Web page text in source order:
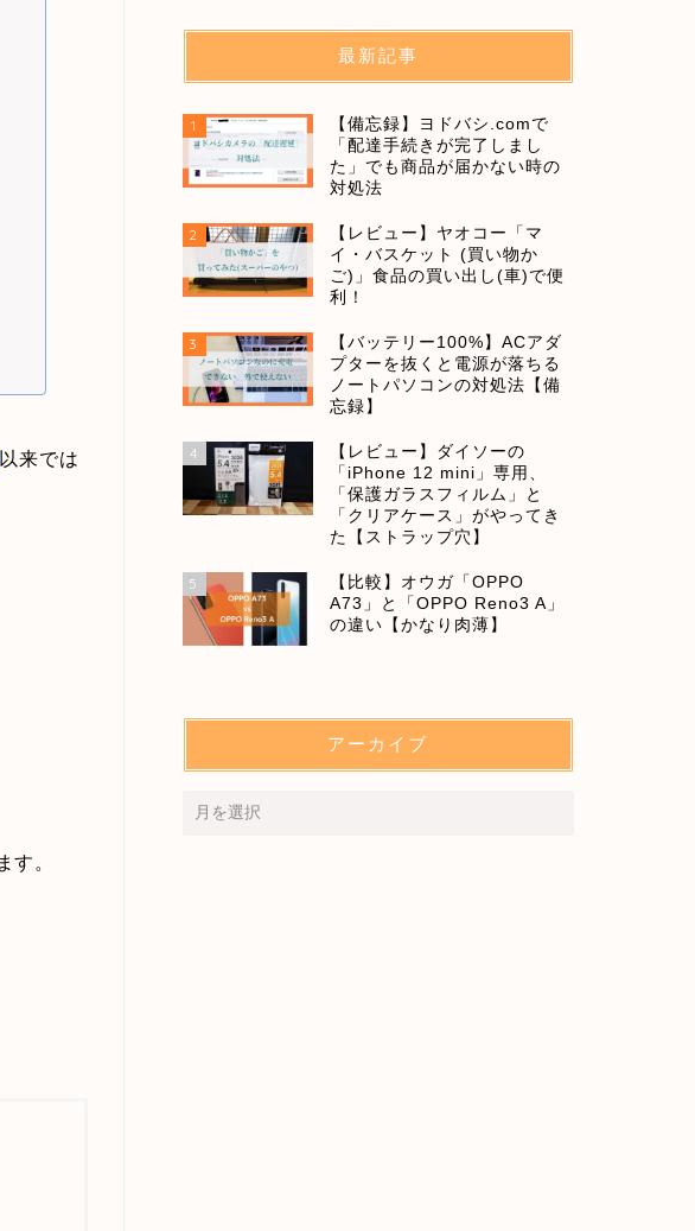
以来では
す。
最新記事
1
【備忘録】ヨドバシ.comで
「配達手続きが完了しまし
た」でも商品が届かない時の
対処法
2
【レビュー】ヤオコー「マ
イ・バスケット (買い物か
ご)」食品の買い出し(車)で便
利！
3
【バッテリー100%】ACアダ
プターを抜くと電源が落ちる
ノートパソコンの対処法【備
忘録】
4
【レビュー】ダイソーの
「iPhone 12 mini」専用、
「保護ガラスフィルム」と
「クリアケース」がやってき
た【ストラップ穴】
5
【比較】オウガ「OPPO
A73」と「OPPO Reno3 A」
の違い【かなり肉薄】
アーカイブ